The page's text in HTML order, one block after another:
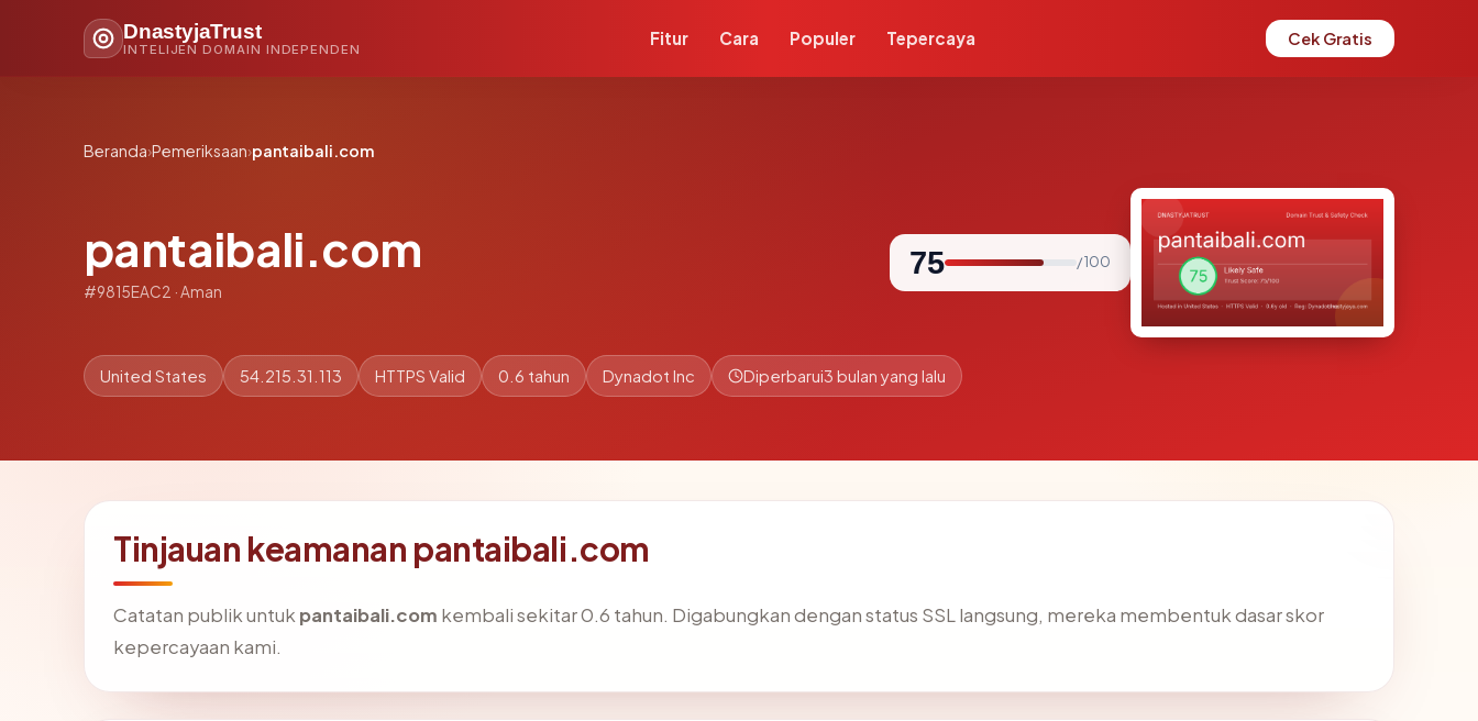
DnastyjaTrust
INTELIJEN DOMAIN INDEPENDEN
Fitur Cara Populer Tepercaya Cek Gratis
Beranda›Pemeriksaan›pantaibali.com
pantaibali.com
#9815EAC2 · Aman
75 / 100
United States 54.215.31.113 HTTPS Valid 0.6 tahun Dynadot Inc Diperbarui3 bulan yang lalu
Tinjauan keamanan pantaibali.com
Catatan publik untuk pantaibali.com kembali sekitar 0.6 tahun. Digabungkan dengan status SSL langsung, mereka membentuk dasar skor
kepercayaan kami.